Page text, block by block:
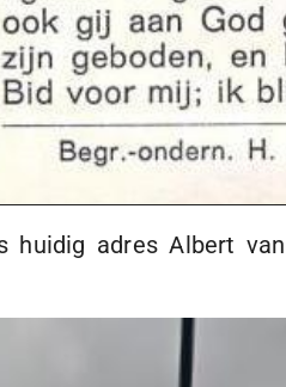
adres Albert